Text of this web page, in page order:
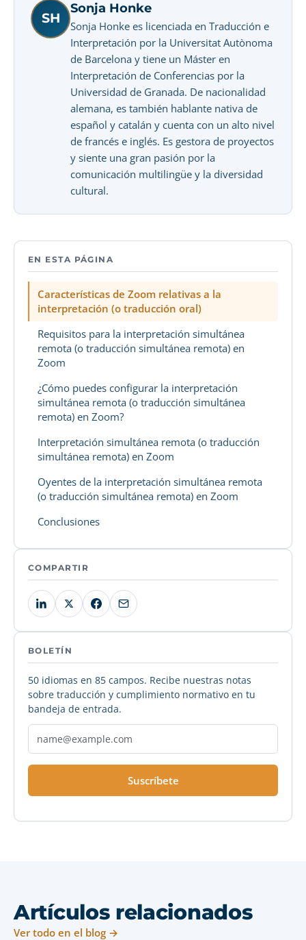
SH
Sonja Honke
Sonja Honke es licenciada en Traducción e
Interpretación por la Universitat Autònoma
de Barcelona y tiene un Máster en
Interpretación de Conferencias por la
Universidad de Granada. De nacionalidad
alemana, es también hablante nativa de
español y catalán y cuenta con un alto nivel
de francés e inglés. Es gestora de proyectos
y siente una gran pasión por la
comunicación multilingüe y la diversidad
cultural.
EN ESTA PÁGINA
Características de Zoom relativas a la
interpretación (o traducción oral)
Requisitos para la interpretación simultánea
remota (o traducción simultánea remota) en
Zoom
¿Cómo puedes configurar la interpretación
simultánea remota (o traducción simultánea
remota) en Zoom?
Interpretación simultánea remota (o traducción
simultánea remota) en Zoom
Oyentes de la interpretación simultánea remota
(o traducción simultánea remota) en Zoom
Conclusiones
COMPARTIR
BOLETÍN
50 idiomas en 85 campos. Recibe nuestras notas
sobre traducción y cumplimiento normativo en tu
bandeja de entrada.
Suscríbete
Artículos relacionados
Ver todo en el blog →